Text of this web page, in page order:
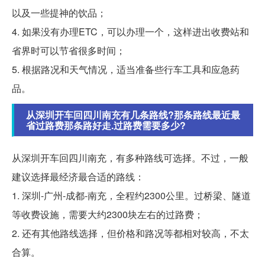
以及一些提神的饮品；
4. 如果没有办理ETC，可以办理一个，这样进出收费站和
省界时可以节省很多时间；
5. 根据路况和天气情况，适当准备些行车工具和应急药
品。
从深圳开车回四川南充有几条路线?那条路线最近最
省过路费那条路好走.过路费需要多少?
从深圳开车回四川南充，有多种路线可选择。不过，一般
建议选择最经济最合适的路线：
1. 深圳-广州-成都-南充，全程约2300公里。过桥梁、隧道
等收费设施，需要大约2300块左右的过路费；
2. 还有其他路线选择，但价格和路况等都相对较高，不太
合算。